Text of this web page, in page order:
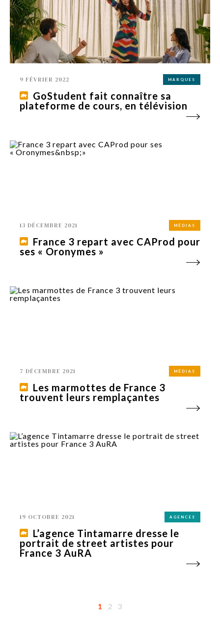
9 FÉVRIER 2022 MARQUES
GoStudent fait connaître sa
plateforme de cours, en télévision
13 DÉCEMBRE 2021 MÉDIAS
France 3 repart avec CAProd pour
ses « Oronymes »
7 DÉCEMBRE 2021 MÉDIAS
Les marmottes de France 3
trouvent leurs remplaçantes
19 OCTOBRE 2021 AGENCES
L’agence Tintamarre dresse le
portrait de street artistes pour
France 3 AuRA
1 2 3